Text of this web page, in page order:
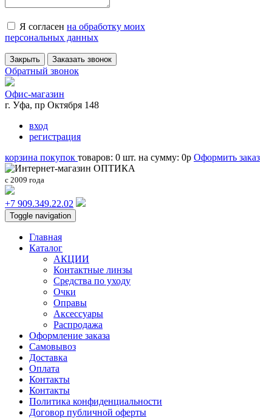
Я согласен на обработку моих
персональных данных
Закрыть Заказать звонок
Обратный звонок
Офис-магазин
г. Уфа, пр Октября 148
вход
регистрация
корзина покупок товаров: 0 шт. на сумму: 0p Оформить заказ
с 2009 года
+7 909.349.22.02
Toggle navigation
Главная
Каталог
АКЦИИ
Контактные линзы
Средства по уходу
Очки
Оправы
Аксессуары
Распродажа
Оформление заказа
Самовывоз
Доставка
Оплата
Контакты
Контакты
Политика конфиденциальности
Договор публичной оферты